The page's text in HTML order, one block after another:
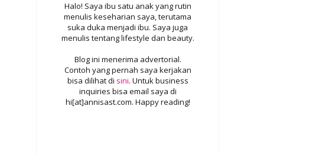
Halo! Saya ibu satu anak yang rutin
menulis keseharian saya, terutama
suka duka menjadi ibu. Saya juga
menulis tentang lifestyle dan beauty.
Blog ini menerima advertorial.
Contoh yang pernah saya kerjakan
bisa dilihat di sini. Untuk business
inquiries bisa email saya di
hi[at]annisast.com. Happy reading!